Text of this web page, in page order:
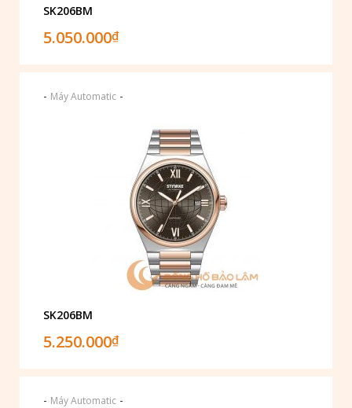
SK206BM
5.050.000₫
- Máy Automatic -
SK206BM
5.250.000₫
- Máy Automatic -